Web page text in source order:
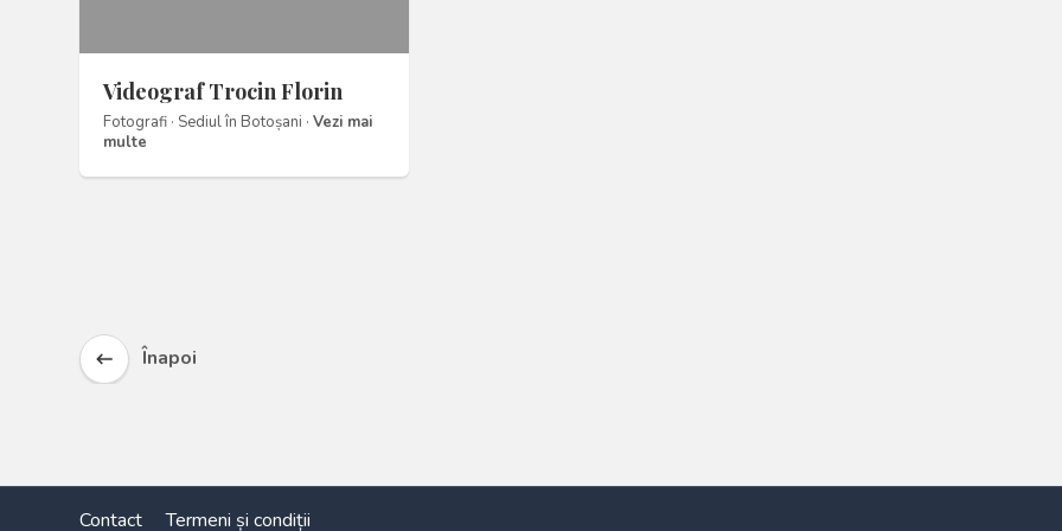
Videograf Trocin Florin
Fotografi · Sediul în Botoșani · Vezi mai
multe
keyboard_backspace Înapoi
Contact Termeni și condiții